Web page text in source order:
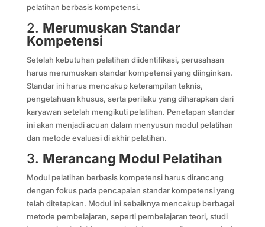
pelatihan berbasis kompetensi.
2. Merumuskan Standar
Kompetensi
Setelah kebutuhan pelatihan diidentifikasi, perusahaan
harus merumuskan standar kompetensi yang diinginkan.
Standar ini harus mencakup keterampilan teknis,
pengetahuan khusus, serta perilaku yang diharapkan dari
karyawan setelah mengikuti pelatihan. Penetapan standar
ini akan menjadi acuan dalam menyusun modul pelatihan
dan metode evaluasi di akhir pelatihan.
3. Merancang Modul Pelatihan
Modul pelatihan berbasis kompetensi harus dirancang
dengan fokus pada pencapaian standar kompetensi yang
telah ditetapkan. Modul ini sebaiknya mencakup berbagai
metode pembelajaran, seperti pembelajaran teori, studi